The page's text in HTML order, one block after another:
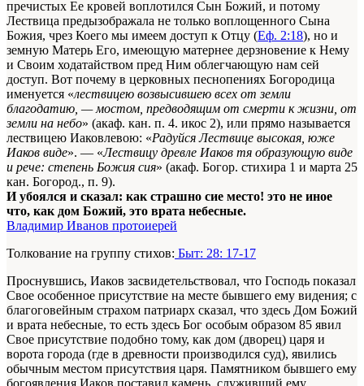
пречистых Ее кровей воплотился Сын Божий, и потому
Лествица предызображала не только во­площенного Сына
Божия, чрез Коего мы имеем доступ к Отцу (Еф. 2:18), но и
земную Матерь Его, имеющую ма­тернее дерзновение к Нему
и Своим ходатайством пред Ним облегчающую нам сей
доступ. Вот почему в церков­ных песнопениях Богородица
именуется «лествицею воз­высившею всех от земли
благодатию, — мостом, предводящим от смерти к жизни, от
земли на небо» (акаф. кан. п. 4. икос 2), или прямо называется
лествицею Иаковлевою: «Радуйся Лествице высокая, юже
Иаков виде». — «Лестви­цу древле Иаков тя образующую виде
и рече: степень Божия сия» (акаф. Богор. стихира 1 и марта 25
кан. Богород., п. 9).
И убоялся и сказал: как страшно сие место! это не иное
что, как дом Божий, это врата небесные.
Владимир Иванов протоиерей
Толкование на группу стихов: Быт: 28: 17-17
Проснувшись, Иаков засвидетельствовал, что Господь показал
Свое особенное присутствие на месте бывшего ему видения; с
благоговейным страхом патриарх сказал, что здесь Дом Божий
и врата небесные, то есть здесь Бог особым образом 85 явил
Свое присутствие подобно тому, как дом (дворец) царя и
ворота города (где в древности производился суд), явились
обычным местом присутствия царя. Памятником бывшего ему